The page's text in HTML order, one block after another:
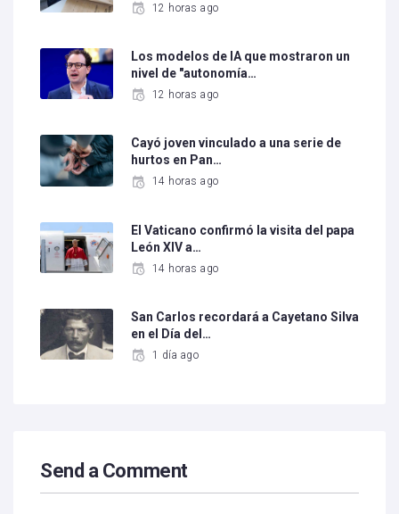
12 horas ago
Los modelos de IA que mostraron un
nivel de "autonomía…
12 horas ago
Cayó joven vinculado a una serie de
hurtos en Pan…
14 horas ago
El Vaticano confirmó la visita del papa
León XIV a…
14 horas ago
San Carlos recordará a Cayetano Silva
en el Día del…
1 día ago
Send a Comment